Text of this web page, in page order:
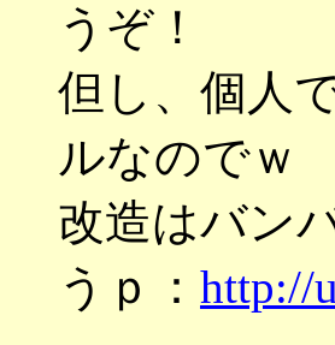
うぞ！
但し、個人
ルなのでｗ
改造はバン
うｐ： http://